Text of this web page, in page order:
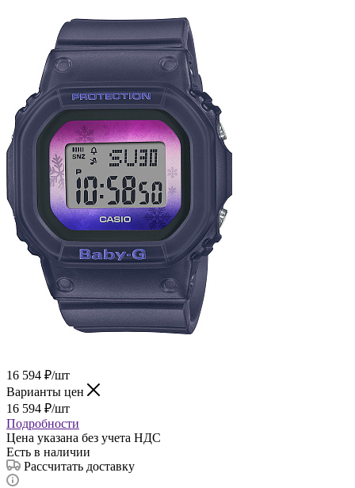
16 594 ₽/шт
Варианты цен
16 594 ₽/шт
Подробности
Цена указана без учета НДС
Есть в наличии
Рассчитать доставку